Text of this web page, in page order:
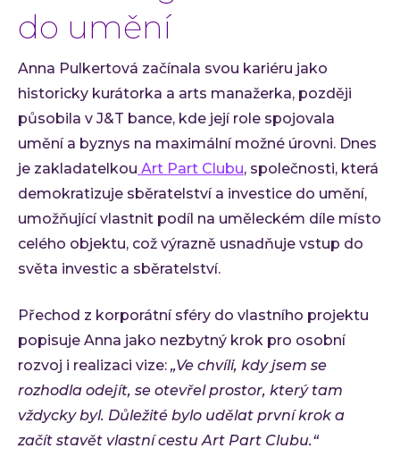
do umění
Anna Pulkertová začínala svou kariéru jako
historicky kurátorka a arts manažerka, později
působila v J&T bance, kde její role spojovala
umění a byznys na maximální možné úrovni. Dnes
je zakladatelkou Art Part Clubu, společnosti, která
demokratizuje sběratelství a investice do umění,
umožňující vlastnit podíl na uměleckém díle místo
celého objektu, což výrazně usnadňuje vstup do
světa investic a sběratelství.
Přechod z korporátní sféry do vlastního projektu
popisuje Anna jako nezbytný krok pro osobní
rozvoj i realizaci vize: „Ve chvíli, kdy jsem se
rozhodla odejít, se otevřel prostor, který tam
vždycky byl. Důležité bylo udělat první krok a
začít stavět vlastní cestu Art Part Clubu.“